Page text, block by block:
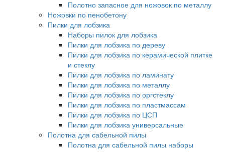
Полотно запасное для ножовок по металлу
Ножовки по пенобетону
Пилки для лобзика
Наборы пилок для лобзика
Пилки для лобзика по дереву
Пилки для лобзика по керамической плитке
и стеклу
Пилки для лобзика по ламинату
Пилки для лобзика по металлу
Пилки для лобзика по оргстеклу
Пилки для лобзика по пластмассам
Пилки для лобзика по ЦСП
Пилки для лобзика универсальные
Полотна для сабельной пилы
Полотна для сабельной пилы наборы